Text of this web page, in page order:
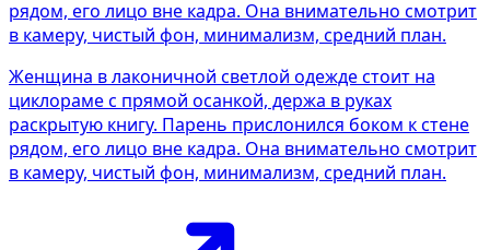
Женщина в лаконичной светлой одежде стоит на
циклораме с прямой осанкой, держа в руках
раскрытую книгу. Парень прислонился боком к стене
рядом, его лицо вне кадра. Она внимательно смотрит
в камеру, чистый фон, минимализм, средний план.